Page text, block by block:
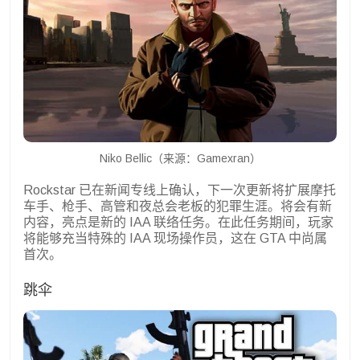
Niko Bellic（来源：Gamexran）
Rockstar 已在新闻专线上确认，下一次更新将扩展摩托
车手、枪手、高管和夜总会老板的犯罪生涯。将会有新
内容，亮点是新的 IAA 联络任务。在此任务期间，玩家
将能够充当特殊的 IAA 现场操作员，这在 GTA 中尚属
首次。
跳伞